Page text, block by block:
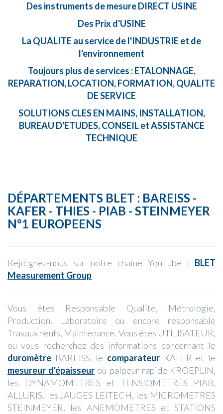
Des instruments de mesure DIRECT USINE
Des Prix d'USINE
La QUALITE au service de l'INDUSTRIE et de
l'environnement
Toujours plus de services : ETALONNAGE,
REPARATION, LOCATION, FORMATION, QUALITE
DE SERVICE
SOLUTIONS CLES EN MAINS, INSTALLATION,
BUREAU D'ETUDES, CONSEIL et ASSISTANCE
TECHNIQUE
DÉPARTEMENTS BLET : BAREISS -
KAFER - THIES - PIAB - STEINMEYER
N°1 EUROPEENS
Rejoignez-nous sur notre chaîne YouTube : BLET
Measurement Group
Vous êtes Responsable Qualité, Métrologie,
Production, Laboratoire ou encore responsable
Travaux neufs, Maintenance. Vous êtes UTILISATEUR,
ou vous recherchez des informations concernant le
duromètre BAREISS, le comparateur KÄFER et le
mesureur d'épaisseur ou palpeur rapide KROEPLIN,
les DYNAMOMETRES et TENSIOMETRES PIAB,
ALLURIS, les JAUGES LEITECH, les MICROMETRES
STEINMEYER, les ANEMOMETRES et STATIONS